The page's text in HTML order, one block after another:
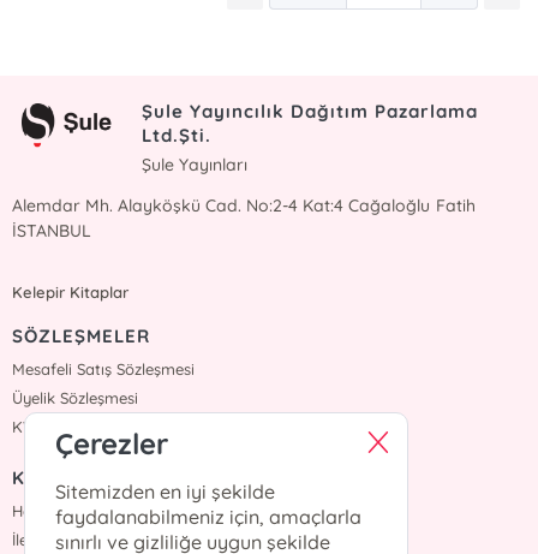
Şule Yayıncılık Dağıtım Pazarlama
Ltd.Şti.
Şule Yayınları
Alemdar Mh. Alayköşkü Cad. No:2-4 Kat:4 Cağaloğlu Fatih
İSTANBUL
Kelepir Kitaplar
SÖZLEŞMELER
Mesafeli Satış Sözleşmesi
Üyelik Sözleşmesi
KVKK Sözleşmesi
KURUMSAL
Hakkımızda
İletişim
Çerezler
Sitemizden en iyi şekilde
faydalanabilmeniz için, amaçlarla
sınırlı ve gizliliğe uygun şekilde